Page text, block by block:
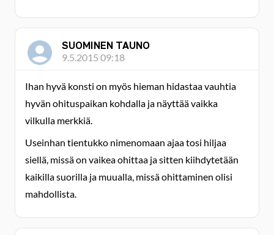
SUOMINEN TAUNO
9.5.2015 09:18
Ihan hyvä konsti on myös hieman hidastaa vauhtia
hyvän ohituspaikan kohdalla ja näyttää vaikka
vilkulla merkkiä.
Useinhan tientukko nimenomaan ajaa tosi hiljaa
siellä, missä on vaikea ohittaa ja sitten kiihdytetään
kaikilla suorilla ja muualla, missä ohittaminen olisi
mahdollista.